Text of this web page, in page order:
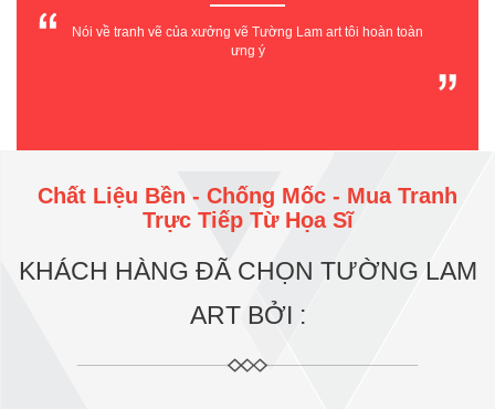
Nói về tranh vẽ của xưởng vẽ Tường Lam art tôi hoàn toàn
ưng ý
Chất Liệu Bền - Chống Mốc - Mua Tranh
Trực Tiếp Từ Họa Sĩ
KHÁCH HÀNG ĐÃ CHỌN TƯỜNG LAM
ART BỞI :